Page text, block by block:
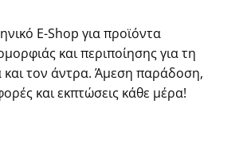
E-Shop για προϊόντα
και περιποίησης για τη
και τον άντρα. Άμεση παράδοση,
και εκπτώσεις κάθε μέρα!